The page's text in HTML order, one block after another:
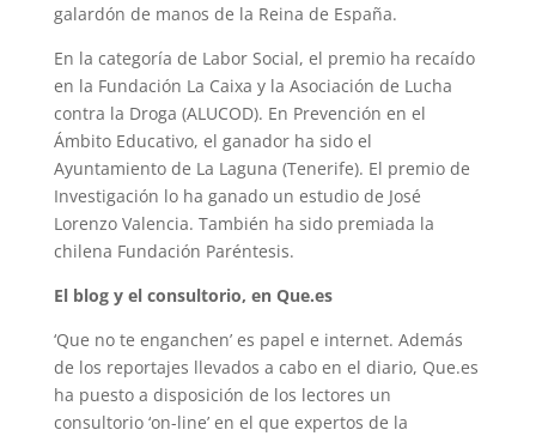
galardón de manos de la Reina de España.
En la categoría de Labor Social, el premio ha recaído
en la Fundación La Caixa y la Asociación de Lucha
contra la Droga (ALUCOD). En Prevención en el
Ámbito Educativo, el ganador ha sido el
Ayuntamiento de La Laguna (Tenerife). El premio de
Investigación lo ha ganado un estudio de José
Lorenzo Valencia. También ha sido premiada la
chilena Fundación Paréntesis.
El blog y el consultorio, en Que.es
‘Que no te enganchen’ es papel e internet. Además
de los reportajes llevados a cabo en el diario, Que.es
ha puesto a disposición de los lectores un
consultorio ‘on-line’ en el que expertos de la